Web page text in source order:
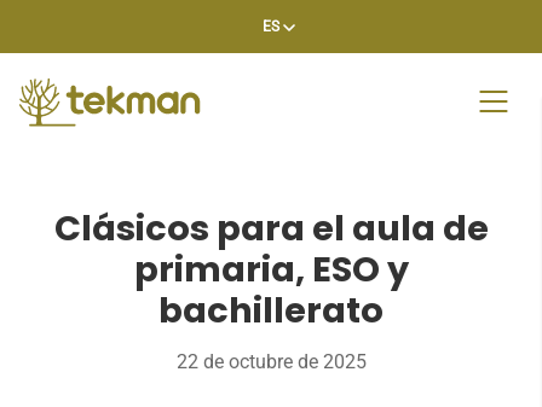
ES
Clásicos para el aula de
primaria, ESO y
bachillerato
22 de octubre de 2025